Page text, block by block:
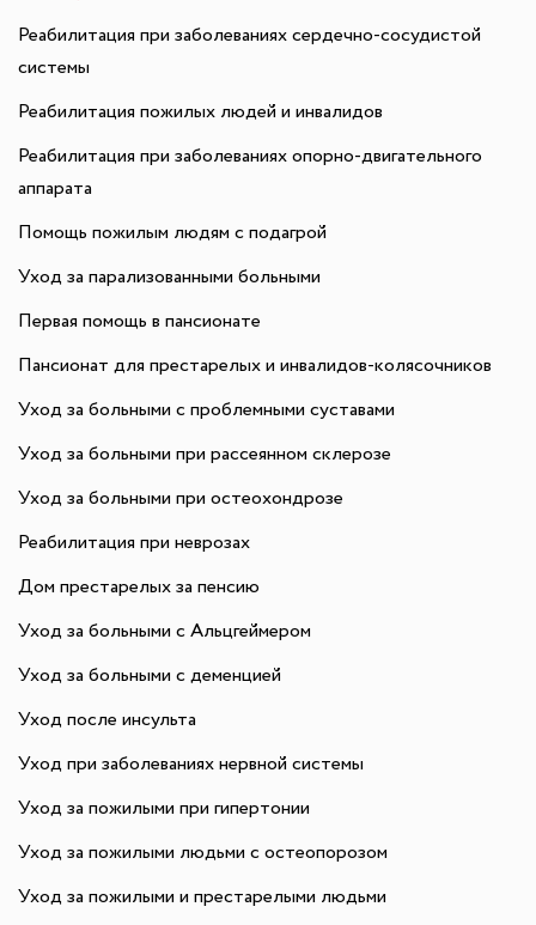
Реабилитация при заболеваниях сердечно-сосудистой
системы
Реабилитация пожилых людей и инвалидов
Реабилитация при заболеваниях опорно-двигательного
аппарата
Помощь пожилым людям с подагрой
Уход за парализованными больными
Первая помощь в пансионате
Пансионат для престарелых и инвалидов-колясочников
Уход за больными с проблемными суставами
Уход за больными при рассеянном склерозе
Уход за больными при остеохондрозе
Реабилитация при неврозах
Дом престарелых за пенсию
Уход за больными с Альцгеймером
Уход за больными с деменцией
Уход после инсульта
Уход при заболеваниях нервной системы
Уход за пожилыми при гипертонии
Уход за пожилыми людьми с остеопорозом
Уход за пожилыми и престарелыми людьми